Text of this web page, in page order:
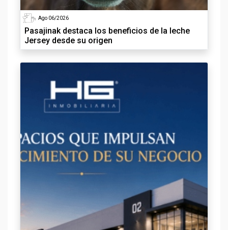
Ago 06/2026
Pasajinak destaca los beneficios de la leche
Jersey desde su origen